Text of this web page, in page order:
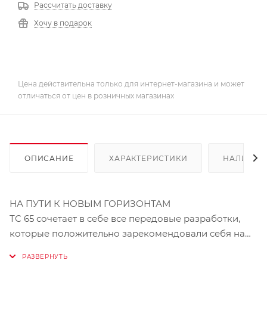
Рассчитать доставку
Хочу в подарок
Цена действительна только для интернет-магазина и может
отличаться от цен в розничных магазинах
ОПИСАНИЕ ХАРАКТЕРИСТИКИ НАЛИЧИЕ
НА ПУТИ К НОВЫМ ГОРИЗОНТАМ
ТС 65 сочетает в себе все передовые разработки,
которые положительно зарекомендовали себя на